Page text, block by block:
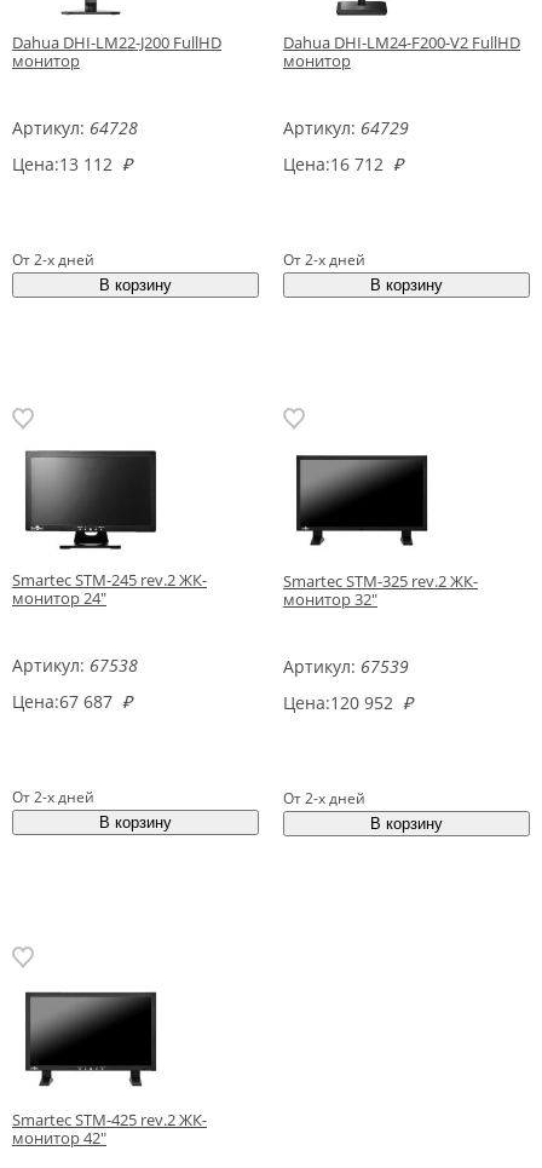
Dahua DHI-LM22-J200 FullHD
монитор
Артикул: 64728
Цена:13 112 ₽
От 2-х дней
Dahua DHI-LM24-F200-V2 FullHD
монитор
Артикул: 64729
Цена:16 712 ₽
От 2-х дней
Smartec STM-245 rev.2 ЖК-
монитор 24"
Артикул: 67538
Цена:67 687 ₽
От 2-х дней
Smartec STM-325 rev.2 ЖК-
монитор 32"
Артикул: 67539
Цена:120 952 ₽
От 2-х дней
Smartec STM-425 rev.2 ЖК-
монитор 42"